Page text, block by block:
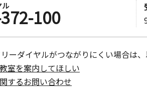
ル 100
ーダイヤルがつながりにくい場合は
室を案内してほしい
するお問い合わせ